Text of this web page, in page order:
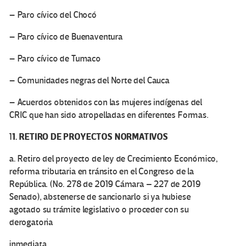
– Paro cívico del Chocó
– Paro cívico de Buenaventura
– Paro cívico de Tumaco
– Comunidades negras del Norte del Cauca
– Acuerdos obtenidos con las mujeres indígenas del
CRIC que han sido atropelladas en diferentes Formas.
11. RETIRO DE PROYECTOS NORMATIVOS
a. Retiro del proyecto de ley de Crecimiento Económico,
reforma tributaria en tránsito en el Congreso de la
República. (No. 278 de 2019 Cámara – 227 de 2019
Senado), abstenerse de sancionarlo si ya hubiese
agotado su trámite legislativo o proceder con su
derogatoria